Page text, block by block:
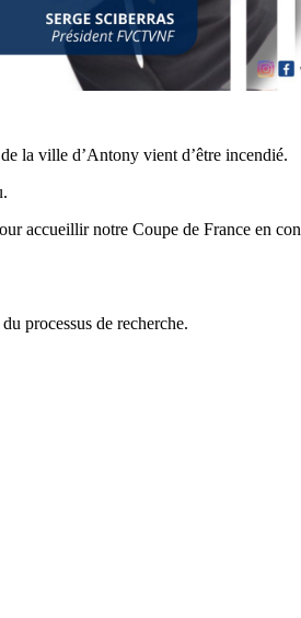
la ville d’Antony vient d’être incendié.
accueillir notre Coupe de France en
processus de recherche.